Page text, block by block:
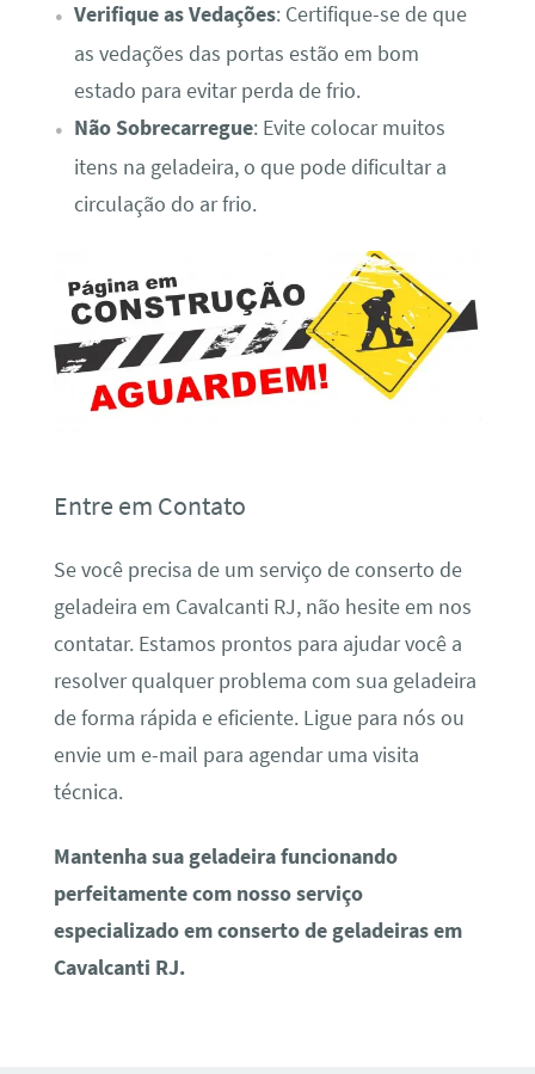
Verifique as Vedações: Certifique-se de que
as vedações das portas estão em bom
estado para evitar perda de frio.
Não Sobrecarregue: Evite colocar muitos
itens na geladeira, o que pode dificultar a
circulação do ar frio.
Entre em Contato
Se você precisa de um serviço de conserto de
geladeira em Cavalcanti RJ, não hesite em nos
contatar. Estamos prontos para ajudar você a
resolver qualquer problema com sua geladeira
de forma rápida e eficiente. Ligue para nós ou
envie um e-mail para agendar uma visita
técnica.
Mantenha sua geladeira funcionando
perfeitamente com nosso serviço
especializado em conserto de geladeiras em
Cavalcanti RJ.